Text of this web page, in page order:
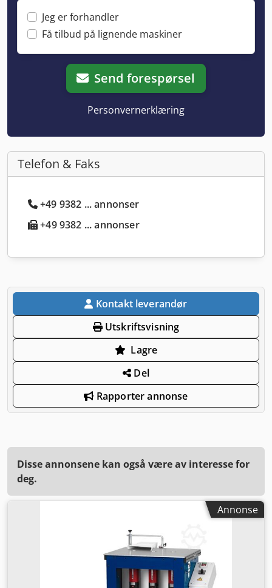
Jeg er forhandler
Få tilbud på lignende maskiner
Send forespørsel
Personvernerklæring
Telefon & Faks
+49 9382 ... annonser
+49 9382 ... annonser
Kontakt leverandør
Utskriftsvisning
Lagre
Del
Rapporter annonse
Disse annonsene kan også være av interesse for
deg.
Annonse